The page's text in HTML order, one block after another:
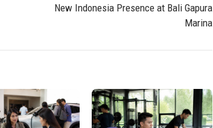
New Indonesia Presence at Bali Gapura
Marina